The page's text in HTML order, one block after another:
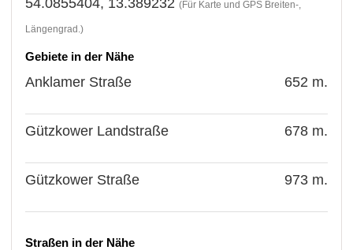
(Für Karte und GPS Breiten-,
Längengrad.)
Gebiete in der Nähe
Anklamer Straße 652 m.
Gützkower Landstraße 678 m.
Gützkower Straße 973 m.
Straßen in der Nähe